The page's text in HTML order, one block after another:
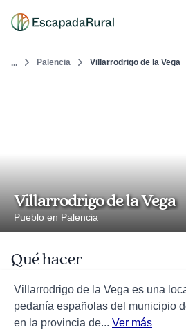
... Palencia Villarrodrigo de la Vega
Villarrodrigo de la Vega
Pueblo en Palencia
Qué hacer
Villarrodrigo de la Vega es una
pedanía españolas del municipio
en la provincia de... Ver más